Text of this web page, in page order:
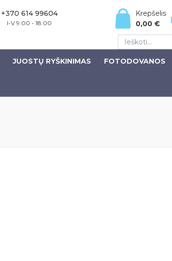
+370 614 99604
I-V 9:00 - 18:00
Krepšelis
0,00€
JUOSTŲ RYŠKINIMAS FOTODOVANOS